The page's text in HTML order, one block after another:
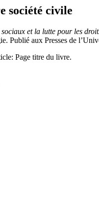
société civile
et la lutte pour les
Publié aux Presses de
Page titre du livre.